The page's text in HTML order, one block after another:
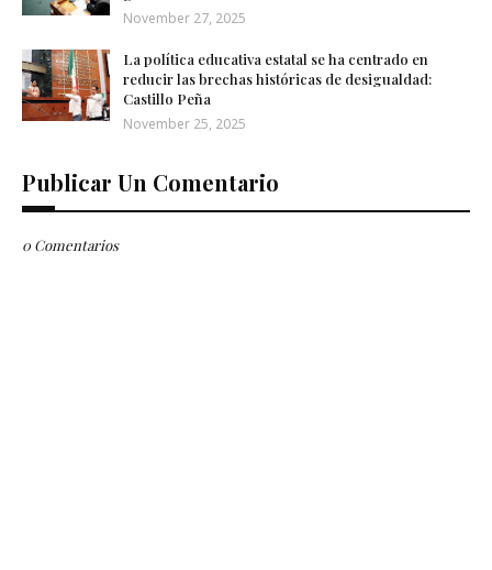
November 27, 2025
La política educativa estatal se ha centrado en
reducir las brechas históricas de desigualdad:
Castillo Peña
November 25, 2025
Publicar Un Comentario
0 Comentarios